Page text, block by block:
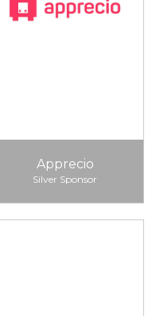
Apprecio
Silver Sponsor